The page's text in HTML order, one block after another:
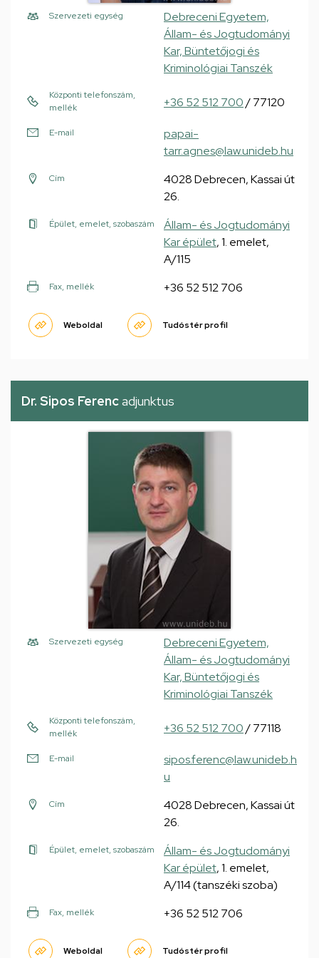
Szervezeti egység
Debreceni Egyetem,
Állam- és Jogtudományi
Kar, Büntetőjogi és
Kriminológiai Tanszék
Központi telefonszám,
mellék
+36 52 512 700/ 77120
E-mail
papai-
tarr.agnes@law.unideb.hu
Cím
4028 Debrecen, Kassai út
26.
Épület, emelet, szobaszám
Állam- és Jogtudományi
Kar épület, 1. emelet,
A/115
Fax, mellék +36 52 512 706
Weboldal Tudóstér profil
Dr. Sipos Ferencadjunktus
Szervezeti egység
Debreceni Egyetem,
Állam- és Jogtudományi
Kar, Büntetőjogi és
Kriminológiai Tanszék
Központi telefonszám,
mellék
+36 52 512 700/ 77118
E-mail
sipos.ferenc@law.unideb.h
u
Cím
4028 Debrecen, Kassai út
26.
Épület, emelet, szobaszám
Állam- és Jogtudományi
Kar épület, 1. emelet,
A/114 (tanszéki szoba)
Fax, mellék +36 52 512 706
Weboldal Tudóstér profil